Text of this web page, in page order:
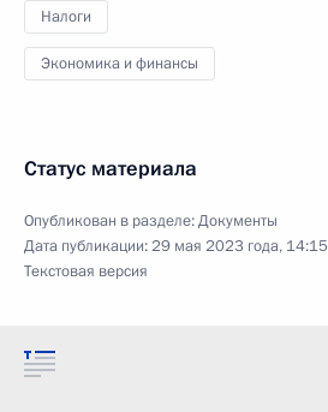
Налоги
Экономика и финансы
Статус материала
Опубликован в разделе:Документы
Дата публикации:29 мая 2023 года, 14:15
Текстовая версия